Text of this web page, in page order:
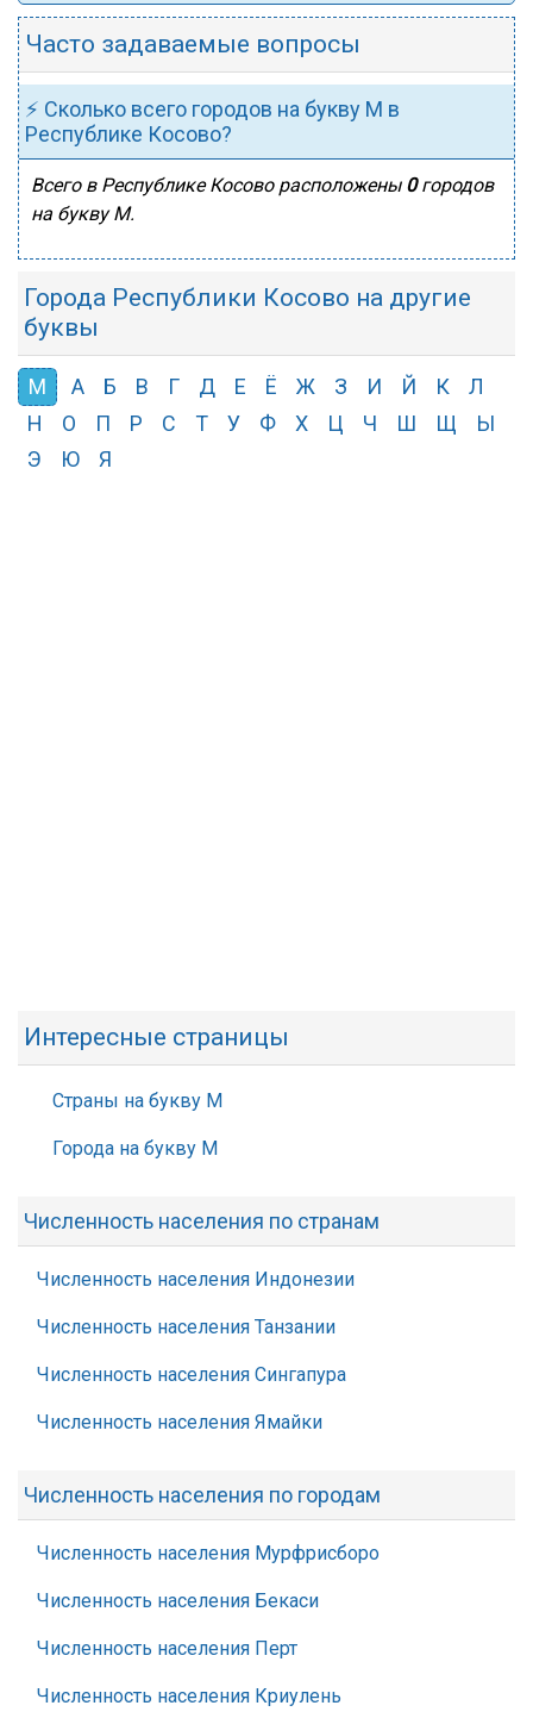
Часто задаваемые вопросы
⚡ Сколько всего городов на букву М в
Республике Косово?
Всего в Республике Косово расположены 0городов
на букву М.
Города Республики Косово на другие
буквы
М А Б В Г Д Е Ё Ж З И Й К
Л
Н
О П Р С Т У Ф Х Ц Ч Ш Щ
Ы
Э
Ю Я
Интересные страницы
Страны на букву М
Города на букву М
Численность населения по странам
Численность населения Индонезии
Численность населения Танзании
Численность населения Сингапура
Численность населения Ямайки
Численность населения по городам
Численность населения Мурфрисборо
Численность населения Бекаси
Численность населения Перт
Численность населения Криулень